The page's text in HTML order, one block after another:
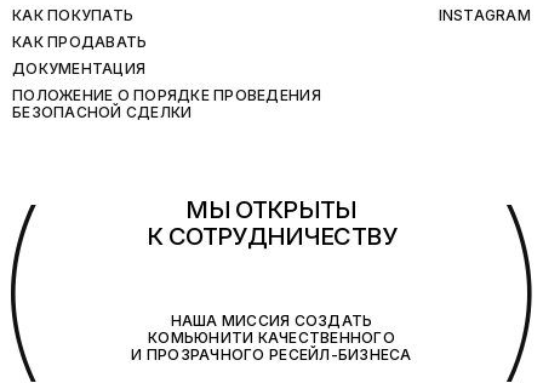
КАК ПОКУПАТЬ
КАК ПРОДАВАТЬ
ДОКУМЕНТАЦИЯ
ПОЛОЖЕНИЕ О ПОРЯДКЕ ПРОВЕДЕНИЯ
БЕЗОПАСНОЙ СДЕЛКИ
INSTAGRAM
МЫ ОТКРЫТЫ
К СОТРУДНИЧЕСТВУ
НАША МИССИЯ СОЗДАТЬ
КОМЬЮНИТИ КАЧЕСТВЕННОГО
И ПРОЗРАЧНОГО РЕСЕЙЛ-БИЗНЕСА